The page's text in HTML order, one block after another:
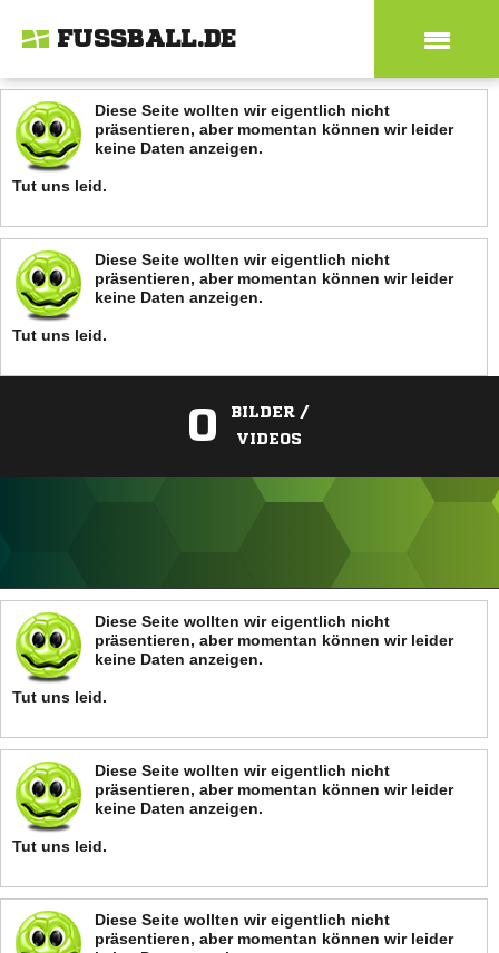
FUSSBALL.DE
Diese Seite wollten wir eigentlich nicht
präsentieren, aber momentan können wir leider
keine Daten anzeigen.
Tut uns leid.
Diese Seite wollten wir eigentlich nicht
präsentieren, aber momentan können wir leider
keine Daten anzeigen.
Tut uns leid.
0
BILDER /
VIDEOS
ANZEIGE
Diese Seite wollten wir eigentlich nicht
präsentieren, aber momentan können wir leider
keine Daten anzeigen.
Tut uns leid.
Diese Seite wollten wir eigentlich nicht
präsentieren, aber momentan können wir leider
keine Daten anzeigen.
Tut uns leid.
Diese Seite wollten wir eigentlich nicht
präsentieren, aber momentan können wir leider